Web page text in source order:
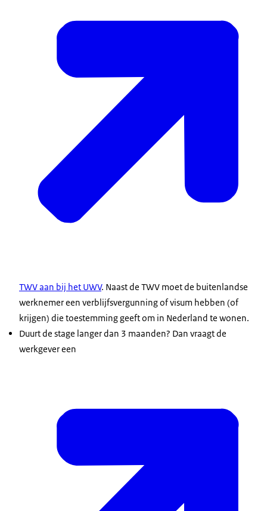
TWV aan bij het UWV. Naast de TWV moet de buitenlandse
werknemer een verblijfsvergunning of visum hebben (of
krijgen) die toestemming geeft om in Nederland te wonen.
Duurt de stage langer dan 3 maanden? Dan vraagt de
werkgever een